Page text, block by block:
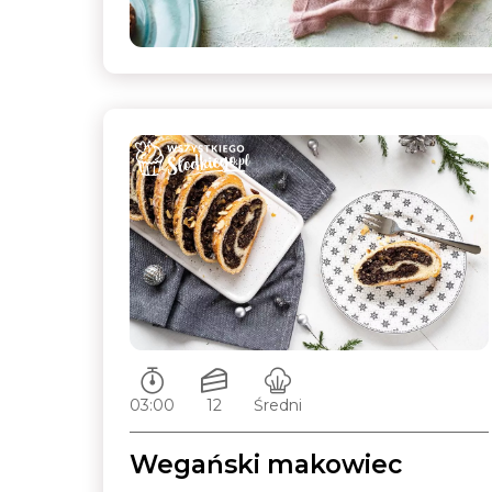
Czas przygotowywania:
03:00
Ilość porcji:
12
Poziom trudności:
Średni
Wegański makowiec